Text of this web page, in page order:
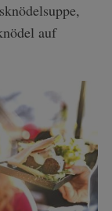
auf